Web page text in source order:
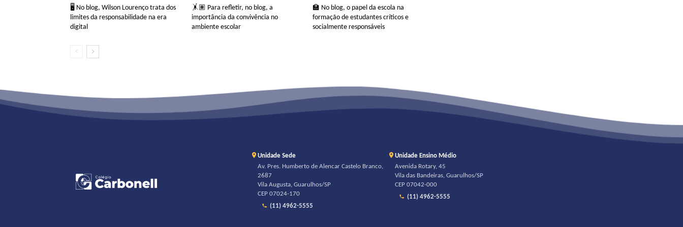
🖥 No blog, Wilson Lourenço trata dos
limites da responsabilidade na era
digital
🤸🏽 Para refletir, no blog, a
importância da convivência no
ambiente escolar
🏫 No blog, o papel da escola na
formação de estudantes críticos e
socialmente responsáveis
Unidade Sede
Av. Pres. Humberto de Alencar Castelo Branco,
2687
Vila Augusta, Guarulhos/SP
CEP 07024-170
(11) 4962-5555
Unidade Ensino Médio
Avenida Rotary, 45
Vila das Bandeiras, Guarulhos/SP
CEP 07042-000
(11) 4962-5555